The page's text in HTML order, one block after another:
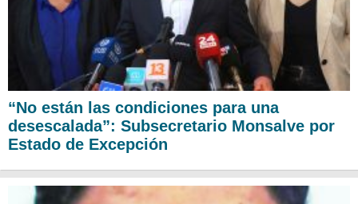
“No están las condiciones para una
desescalada”: Subsecretario Monsalve por
Estado de Excepción